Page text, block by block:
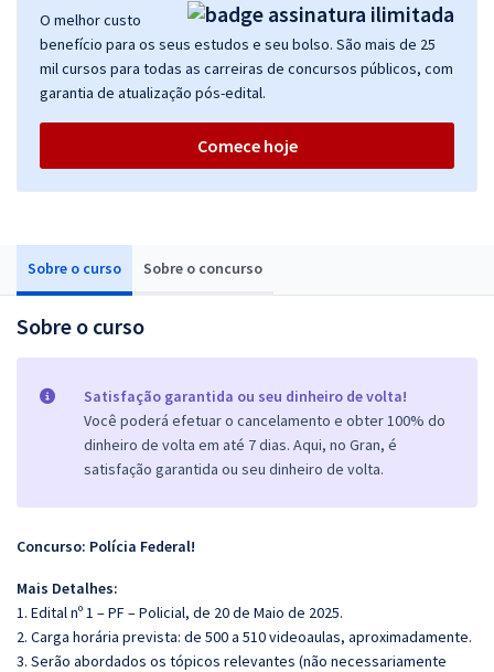
Sobre o curso Sobre o concurso
Sobre o curso
Satisfação garantida ou seu dinheiro de volta!
Você poderá efetuar o cancelamento e obter 100% do
dinheiro de volta em até 7 dias. Aqui, no Gran, é
satisfação garantida ou seu dinheiro de volta.
Concurso: Polícia Federal!
Mais Detalhes:
1. Edital nº 1 – PF – Policial, de 20 de Maio de 2025.
2. Carga horária prevista: de 500 a 510 videoaulas, aproximadamente.
3. Serão abordados os tópicos relevantes (não necessariamente
O melhor custo
benefício para os seus estudos e seu bolso. São mais de 25
mil cursos para todas as carreiras de concursos públicos, com
garantia de atualização pós-edital.
Comece hoje